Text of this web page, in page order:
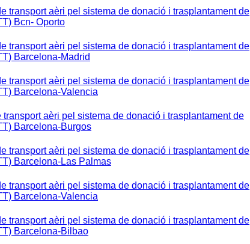
transport aèri pel sistema de donació i trasplantament de
Bcn- Oporto
transport aèri pel sistema de donació i trasplantament de
Barcelona-Madrid
transport aèri pel sistema de donació i trasplantament de
Barcelona-Valencia
aèri pel sistema de donació i trasplantament de
Barcelona-Burgos
transport aèri pel sistema de donació i trasplantament de
Barcelona-Las Palmas
transport aèri pel sistema de donació i trasplantament de
Barcelona-Valencia
transport aèri pel sistema de donació i trasplantament de
Barcelona-Bilbao